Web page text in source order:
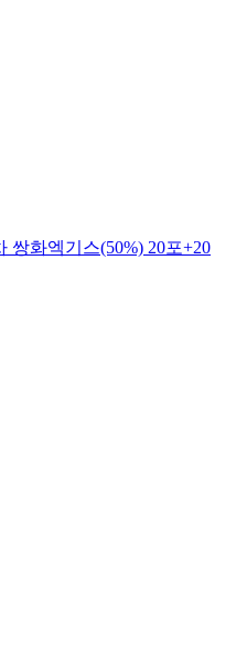
쌍화엑기스(50%) 20포+20